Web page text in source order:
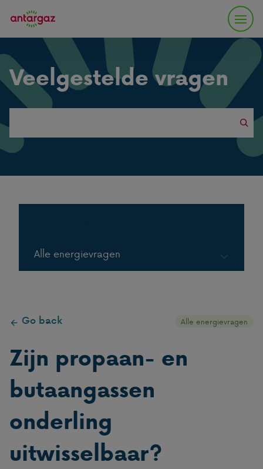
Veelgestelde vragen
this
website
Alle energievragen
Gas in tanks
LPG
Go back Alle energievragen
Zijn propaan- en
butaangassen
onderling
uitwisselbaar?